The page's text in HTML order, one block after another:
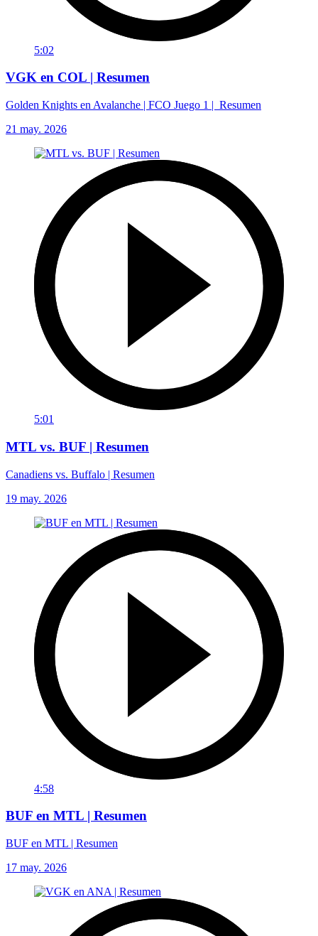
5:02
VGK en COL | Resumen
Golden Knights en Avalanche | FCO Juego 1 | Resumen
21 may. 2026
5:01
MTL vs. BUF | Resumen
Canadiens vs. Buffalo | Resumen
19 may. 2026
4:58
BUF en MTL | Resumen
BUF en MTL | Resumen
17 may. 2026